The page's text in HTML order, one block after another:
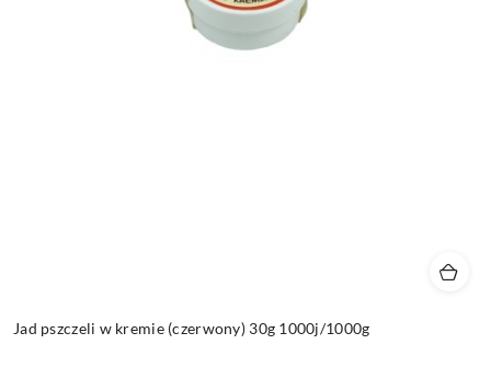
Jad pszczeli w kremie (czerwony) 30g 1000j/1000g